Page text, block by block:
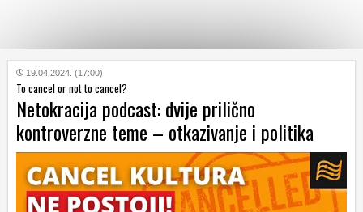
KATEGORIJE
HRVATSKI
WEB
19.04.2024. (17:00)
To cancel or not to cancel?
Netokracija podcast: dvije prilično
kontroverzne teme – otkazivanje i politika